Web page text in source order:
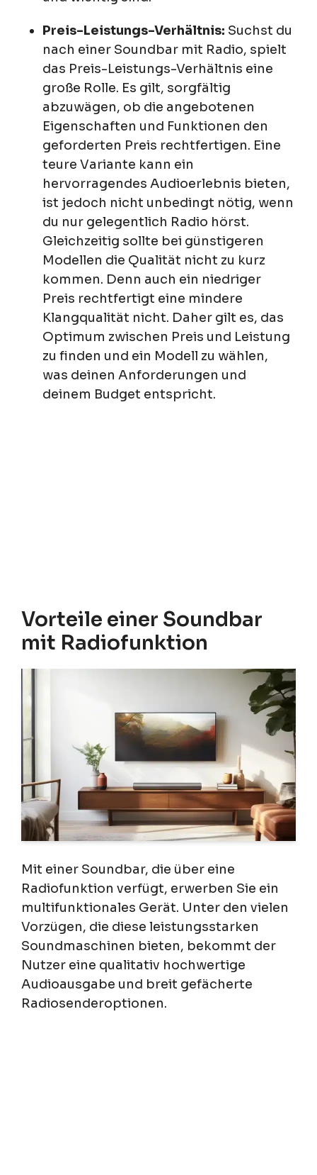
Preis-Leistungs-Verhältnis: Suchst du
nach einer Soundbar mit Radio, spielt
das Preis-Leistungs-Verhältnis eine
große Rolle. Es gilt, sorgfältig
abzuwägen, ob die angebotenen
Eigenschaften und Funktionen den
geforderten Preis rechtfertigen. Eine
teure Variante kann ein
hervorragendes Audioerlebnis bieten,
ist jedoch nicht unbedingt nötig, wenn
du nur gelegentlich Radio hörst.
Gleichzeitig sollte bei günstigeren
Modellen die Qualität nicht zu kurz
kommen. Denn auch ein niedriger
Preis rechtfertigt eine mindere
Klangqualität nicht. Daher gilt es, das
Optimum zwischen Preis und Leistung
zu finden und ein Modell zu wählen,
was deinen Anforderungen und
deinem Budget entspricht.
Vorteile einer Soundbar
mit Radiofunktion
Mit einer Soundbar, die über eine
Radiofunktion verfügt, erwerben Sie ein
multifunktionales Gerät. Unter den vielen
Vorzügen, die diese leistungsstarken
Soundmaschinen bieten, bekommt der
Nutzer eine qualitativ hochwertige
Audioausgabe und breit gefächerte
Radiosenderoptionen.